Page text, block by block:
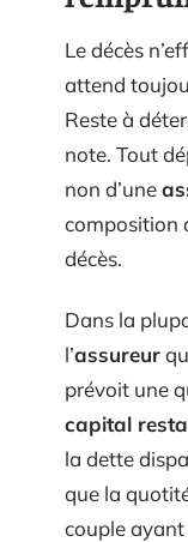
Le décès
attend
Reste à
note. Tout
non d’une
composition
décès.
Dans la
l’assureur
prévoit une
capital
la dette
que la
couple ayant